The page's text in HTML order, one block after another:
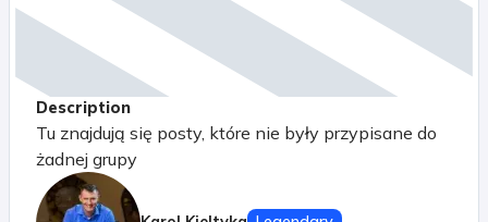
Description
Tu znajdują się posty, które nie były przypisane do
żadnej grupy